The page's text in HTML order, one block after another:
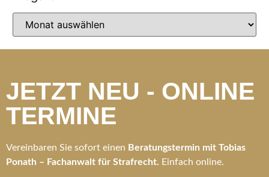
JETZT NEU - ONLINE
TERMINE
Vereinbaren Sie sofort einen Beratungstermin mit Tobias
Ponath – Fachanwalt für Strafrecht. Einfach online.